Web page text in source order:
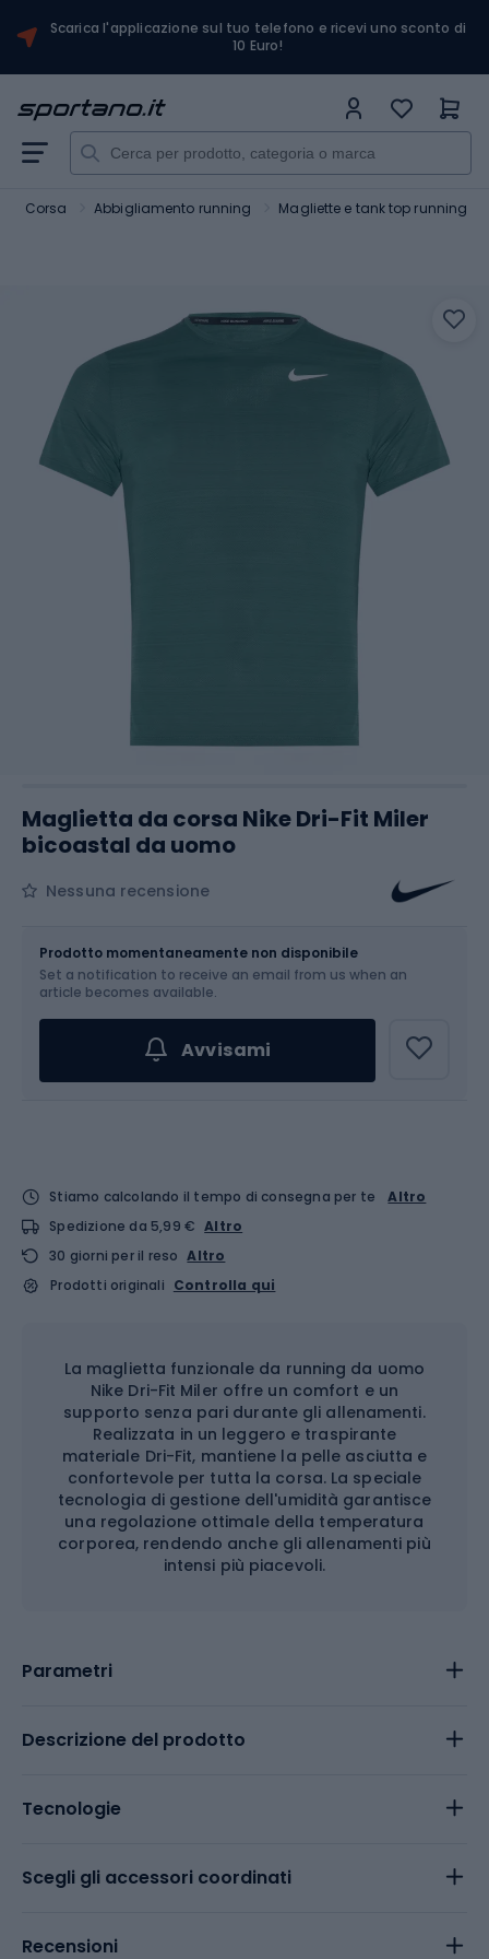
Scarica l'applicazione sul tuo telefono e ricevi uno sconto di
10 Euro!
Corsa Abbigliamento running Magliette e tank top running
Maglietta da corsa Nike Dri-Fit Miler
bicoastal da uomo
Nessuna recensione
Scegli un'opzione...
Prodotto momentaneamente non disponibile
Set a notification to receive an email from us when an
article becomes available.
Avvisami
Stiamo calcolando il tempo di consegna per te
Altro
Spedizione da 5,99 € Altro
30 giorni per il reso Altro
Prodotti originali Controlla qui
La maglietta funzionale da running da uomo
Nike Dri-Fit Miler offre un comfort e un
supporto senza pari durante gli allenamenti.
Realizzata in un leggero e traspirante
materiale Dri-Fit, mantiene la pelle asciutta e
confortevole per tutta la corsa. La speciale
tecnologia di gestione dell'umidità garantisce
una regolazione ottimale della temperatura
corporea, rendendo anche gli allenamenti più
intensi più piacevoli.
Parametri
Descrizione del prodotto
Tecnologie
Scegli gli accessori coordinati
Recensioni